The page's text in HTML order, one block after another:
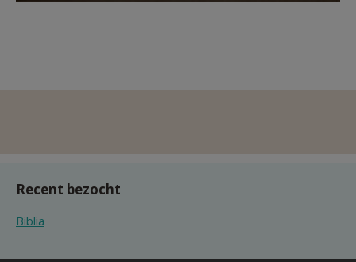
Recent bezocht
Biblia